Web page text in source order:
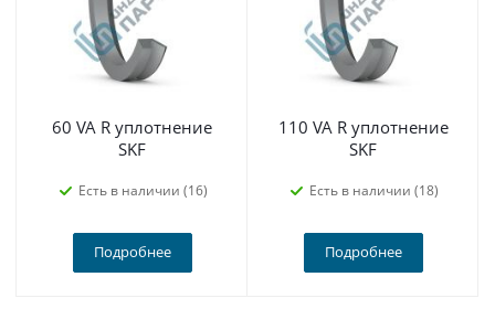
60 VA R уплотнение
SKF
Есть в наличии (16)
Подробнее
110 VA R уплотнение
SKF
Есть в наличии (18)
Подробнее